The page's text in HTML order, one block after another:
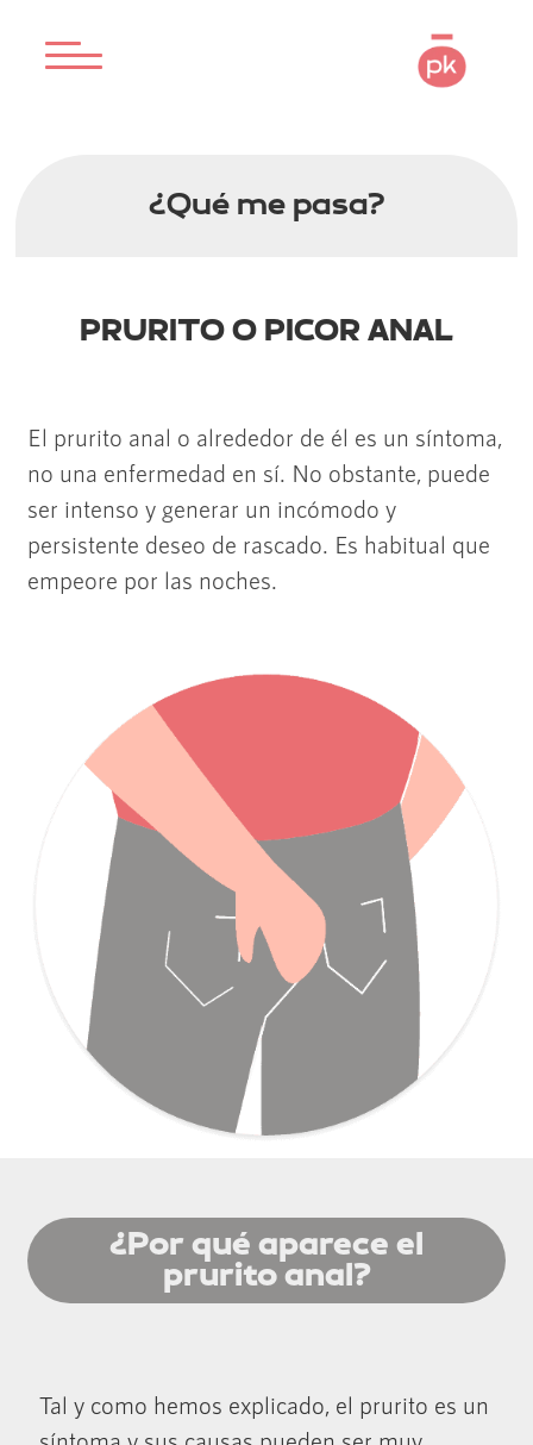
¿Qué me pasa?
PRURITO O PICOR ANAL
El prurito anal o alrededor de él es un síntoma,
no una enfermedad en sí. No obstante, puede
ser intenso y generar un incómodo y
persistente deseo de rascado. Es habitual que
empeore por las noches.
¿Por qué aparece el
prurito anal?
Tal y como hemos explicado, el prurito es un